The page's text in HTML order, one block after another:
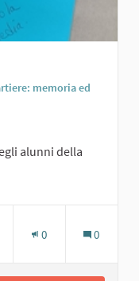
memoria ed
alunni della
0 0